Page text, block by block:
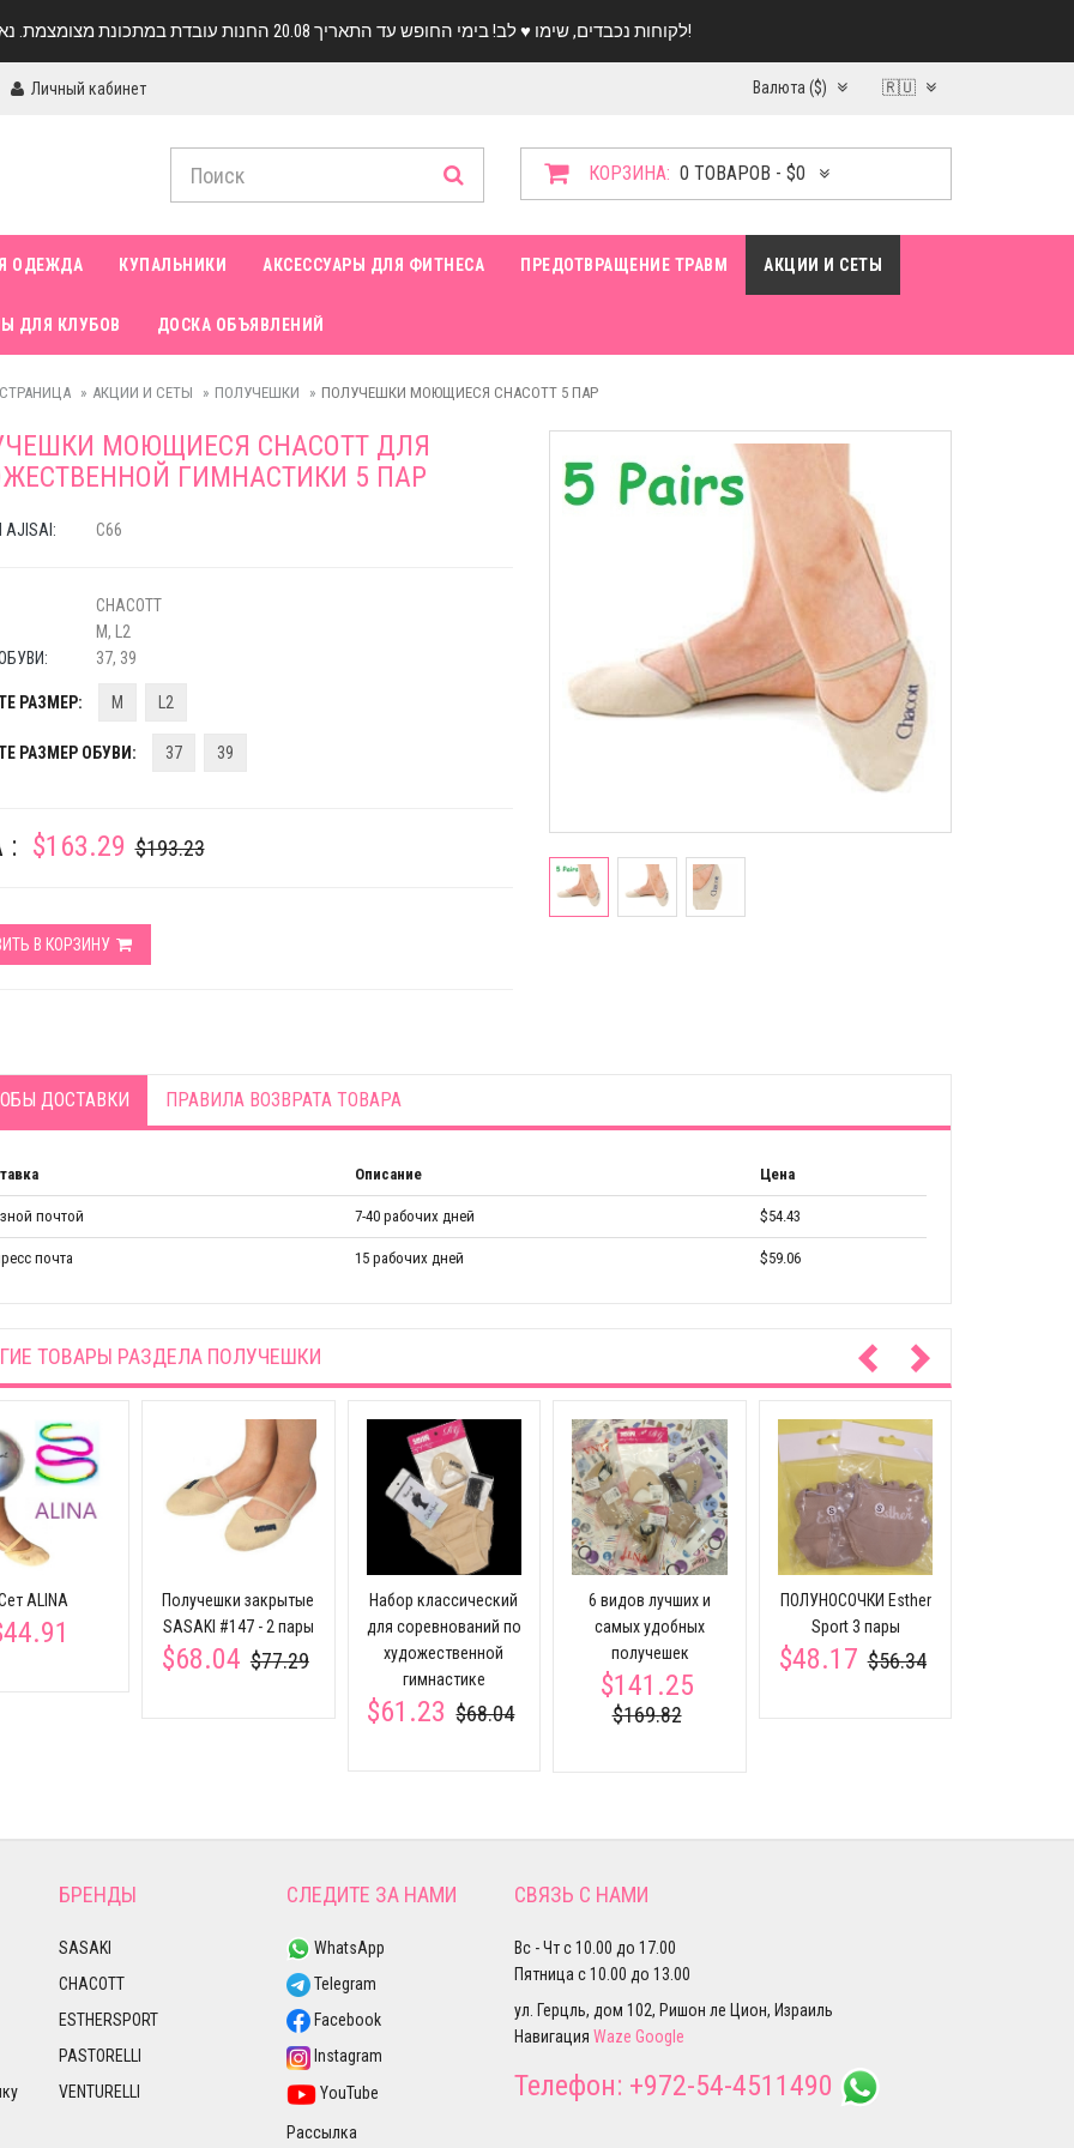
לקוחות נכבדים, שימו ♥️ לב! בימי החופש עד התאריך 20.08 החנות עובדת במתכונת מצומצמת. נא להתקשר לפני הגעה!
Личный кабинет Валюта ($) 🇷🇺
КОРЗИНА: 0 ТОВАРОВ - $0
ОДЕЖДА КУПАЛЬНИКИ АКСЕССУАРЫ ДЛЯ ФИТНЕСА ПРЕДОТВРАЩЕНИЕ ТРАВМ АКЦИИ И СЕТЫ
ДЛЯ КЛУБОВ ДОСКА ОБЪЯВЛЕНИЙ
АКЦИИ И СЕТЫ ПОЛУЧЕШКИ ПОЛУЧЕШКИ МОЮЩИЕСЯ CHACOTT 5 ПАР
МОЮЩИЕСЯ CHACOTT ДЛЯ
ГИМНАСТИКИ 5 ПАР
C66
CHACOTT
M, L2
37, 39
РАЗМЕР: M L2
РАЗМЕР ОБУВИ: 37 39
: $163.29 $193.23
В КОРЗИНУ
ДОСТАВКИ ПРАВИЛА ВОЗВРАТА ТОВАРА
Описание Цена
почтой 7-40 рабочих дней $54.43
почта 15 рабочих дней $59.06
ТОВАРЫ РАЗДЕЛА ПОЛУЧЕШКИ
ALINA
Получешки закрытые
SASAKI #147 - 2 пары
$68.04 $77.29
Набор классический
для соревнований по
художественной
гимнастике
$61.23 $68.04
6 видов лучших и
самых удобных
получешек
$141.25
$169.82
ПОЛУНОСОЧКИ Esther
Sport 3 пары
$48.17 $56.34
БРЕНДЫ
SASAKI
CHACOTT
ESTHERSPORT
PASTORELLI
VENTURELLI
СЛЕДИТЕ ЗА НАМИ
WhatsApp
Telegram
Facebook
Instagram
YouTube
Рассылка
СВЯЗЬ С НАМИ
Вс - Чт с 10.00 до 17.00
Пятница с 10.00 до 13.00
ул. Герцль, дом 102, Ришон ле Цион, Израиль
Навигация Waze Google
Телефон: +972-54-4511490